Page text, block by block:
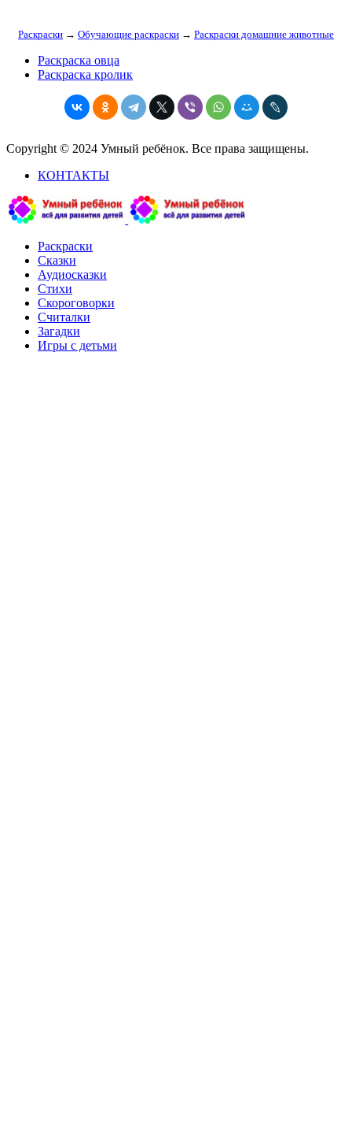
Раскраски → Обучающие раскраски → Раскраски домашние животные
Раскраска овца
Раскраска кролик
Copyright © 2024 Умный ребёнок. Все права защищены.
КОНТАКТЫ
Раскраски
Сказки
Аудиосказки
Стихи
Скороговорки
Считалки
Загадки
Игры с детьми